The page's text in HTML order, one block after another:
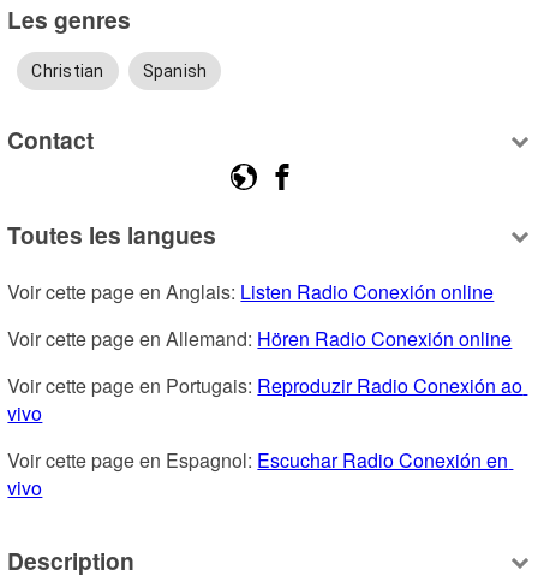
Les genres
Christian Spanish
Contact
Toutes les langues
Voir cette page en Anglais: Listen Radio Conexión online
Voir cette page en Allemand: Hören Radio Conexión online
Voir cette page en Portugais: Reproduzir Radio Conexión ao
vivo
Voir cette page en Espagnol: Escuchar Radio Conexión en
vivo
Description